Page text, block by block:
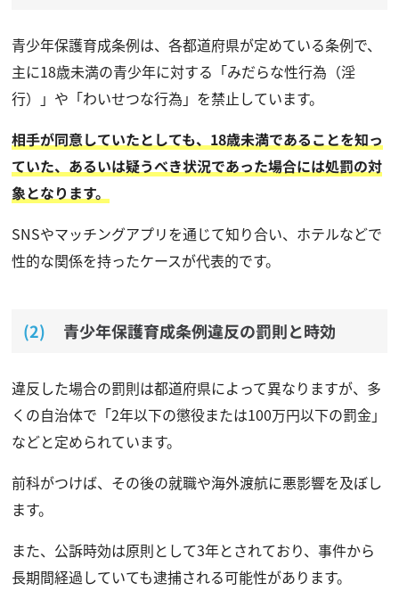
青少年保護育成条例は、各都道府県が定めている条例で、
主に18歳未満の青少年に対する「みだらな性行為（淫
行）」や「わいせつな行為」を禁止しています。
相手が同意していたとしても、18歳未満であることを知っ
ていた、あるいは疑うべき状況であった場合には処罰の対
象となります。
SNSやマッチングアプリを通じて知り合い、ホテルなどで
性的な関係を持ったケースが代表的です。
青少年保護育成条例違反の罰則と時効
違反した場合の罰則は都道府県によって異なりますが、多
くの自治体で「2年以下の懲役または100万円以下の罰金」
などと定められています。
前科がつけば、その後の就職や海外渡航に悪影響を及ぼし
ます。
また、公訴時効は原則として3年とされており、事件から
長期間経過していても逮捕される可能性があります。